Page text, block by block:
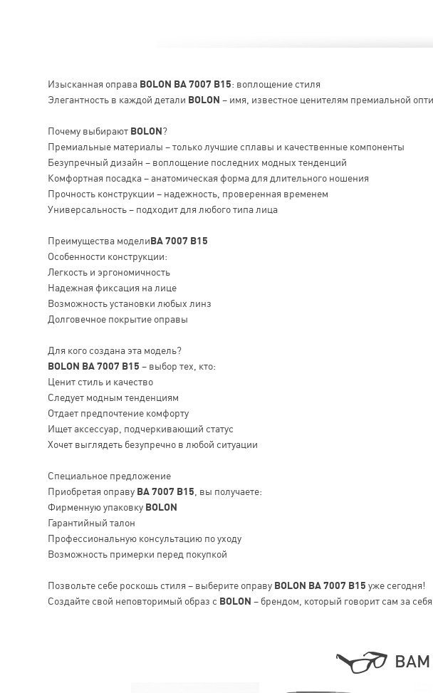
Изысканная оправа BOLON BA 7007 B15: воплощение стиля
Элегантность в каждой детали BOLON – имя, известное ценителям премиальной
Почему выбирают BOLON?
Премиальные материалы – только лучшие сплавы и качественные компоненты
Безупречный дизайн – воплощение последних модных тенденций
Комфортная посадка – анатомическая форма для длительного ношения
Прочность конструкции – надежность, проверенная временем
Универсальность – подходит для любого типа лица
Преимущества моделиBA 7007 B15
Особенности конструкции:
Легкость и эргономичность
Надежная фиксация на лице
Возможность установки любых линз
Долговечное покрытие оправы
Для кого создана эта модель?
BOLON BA 7007 B15 – выбор тех, кто:
Ценит стиль и качество
Следует модным тенденциям
Отдает предпочтение комфорту
Ищет аксессуар, подчеркивающий статус
Хочет выглядеть безупречно в любой ситуации
Специальное предложение
Приобретая оправу BA 7007 B15 , вы получаете:
Фирменную упаковку BOLON
Гарантийный талон
Профессиональную консультацию по уходу
Возможность примерки перед покупкой
Позвольте себе роскошь стиля – выберите оправу BOLON BA 7007 B15 уже сегодня!
Создайте свой неповторимый образ с BOLON – брендом, который говорит сам за себя.